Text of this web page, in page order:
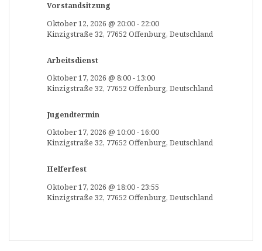
Vorstandsitzung
Oktober 12, 2026 @ 20:00- 22:00
Kinzigstraße 32, 77652 Offenburg, Deutschland
Arbeitsdienst
Oktober 17, 2026 @ 8:00-13:00
Kinzigstraße 32, 77652 Offenburg, Deutschland
Jugendtermin
Oktober 17, 2026 @ 10:00-16:00
Kinzigstraße 32, 77652 Offenburg, Deutschland
Helferfest
Oktober 17, 2026 @ 18:00- 23:55
Kinzigstraße 32, 77652 Offenburg, Deutschland